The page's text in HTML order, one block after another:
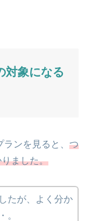
対象になる
ンを見ると、 つ
ました。
たが、よく分か
。